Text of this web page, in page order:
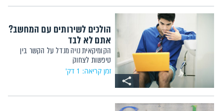
הולכים לשירותים עם המחשב?
אתם לא לבד
הקומיקאית נויה מנדל על הקשר בין
טיפשות לצחוק
זמן קריאה: 1 דק'